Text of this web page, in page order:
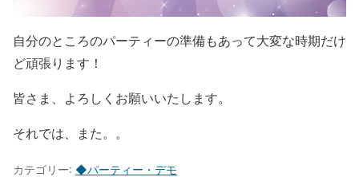
自分のところのパーティーの準備もあって大変な時期だけ
ど頑張ります！
皆さま、よろしくお願いいたします。
それでは、また。。
カテゴリー: ◆パーティー・デモ